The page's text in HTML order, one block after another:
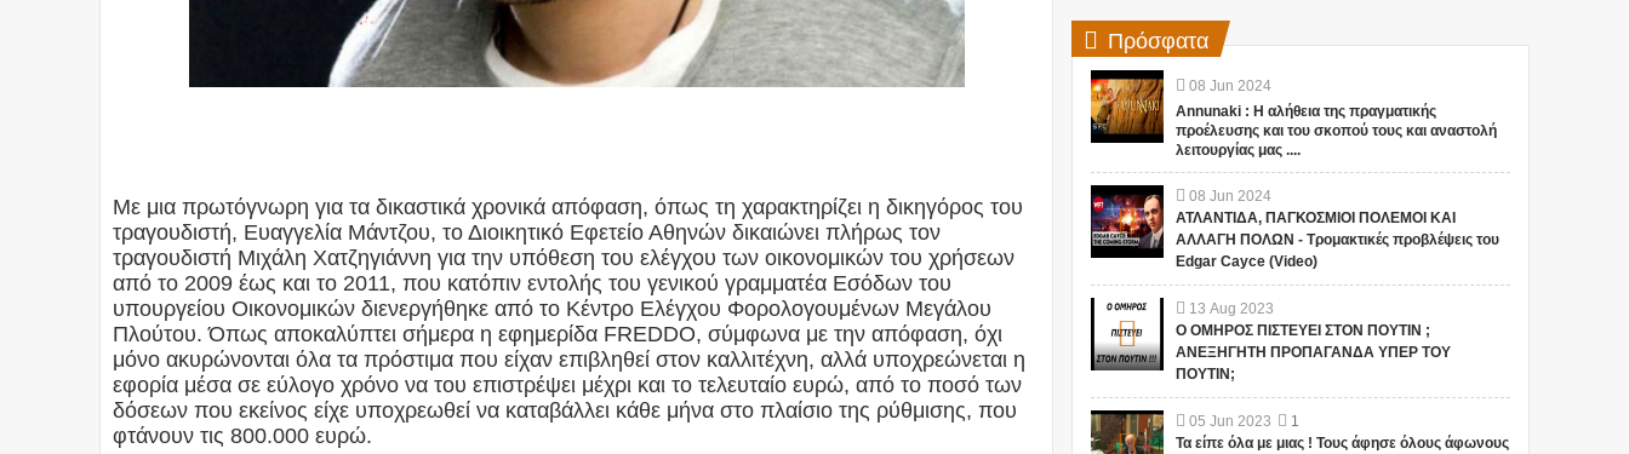
Με μια πρωτόγνωρη για τα δικαστικά χρονικά απόφαση, όπως τη χαρακτηρίζει η δικηγόρος του
τραγουδιστή, Ευαγγελία Μάντζου, το Διοικητικό Εφετείο Αθηνών δικαιώνει πλήρως τον
τραγουδιστή Μιχάλη Χατζηγιάννη για την υπόθεση του ελέγχου των οικονομικών του χρήσεων
από το 2009 έως και το 2011, που κατόπιν εντολής του γενικού γραμματέα Εσόδων του
υπουργείου Οικονομικών διενεργήθηκε από το Κέντρο Ελέγχου Φορολογουμένων Μεγάλου
Πλούτου. Όπως αποκαλύπτει σήμερα η εφημερίδα FREDDO, σύμφωνα με την απόφαση, όχι
μόνο ακυρώνονται όλα τα πρόστιμα που είχαν επιβληθεί στον καλλιτέχνη, αλλά υποχρεώνεται η
εφορία μέσα σε εύλογο χρόνο να του επιστρέψει μέχρι και το τελευταίο ευρώ, από το ποσό των
δόσεων που εκείνος είχε υποχρεωθεί να καταβάλλει κάθε μήνα στο πλαίσιο της ρύθμισης, που
φτάνουν τις 800.000 ευρώ.
Πρόσφατα
08 Jun 2024
Annunaki : Η αλήθεια της πραγματικής
προέλευσης και του σκοπού τους και αναστολή
λειτουργίας μας ....
08 Jun 2024
ΑΤΛΑΝΤΙΔΑ, ΠΑΓΚΟΣΜΙΟΙ ΠΟΛΕΜΟΙ ΚΑΙ
ΑΛΛΑΓΗ ΠΟΛΩΝ - Τρομακτικές προβλέψεις του
Edgar Cayce (Video)
13 Aug 2023
Ο ΟΜΗΡΟΣ ΠΙΣΤΕΥΕΙ ΣΤΟΝ ΠΟΥΤΙΝ ;
ΑΝΕΞΗΓΗΤΗ ΠΡΟΠΑΓΑΝΔΑ ΥΠΕΡ ΤΟΥ
ΠΟΥΤΙΝ;
05 Jun 2023
1
Τα είπε όλα με μιας ! Τους άφησε όλους άφωνους